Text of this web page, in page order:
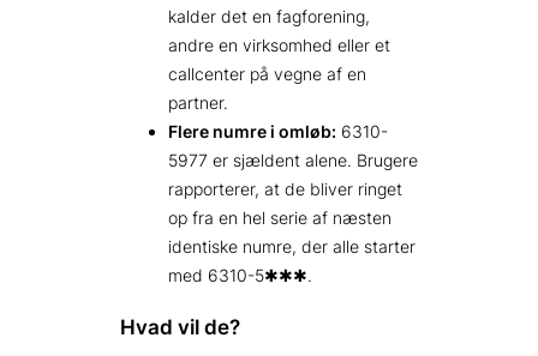
kalder det en fagforening,
andre en virksomhed eller et
callcenter på vegne af en
partner.
Flere numre i omløb: 6310-
5977 er sjældent alene. Brugere
rapporterer, at de bliver ringet
op fra en hel serie af næsten
identiske numre, der alle starter
med 6310-5✱✱✱.
Hvad vil de?